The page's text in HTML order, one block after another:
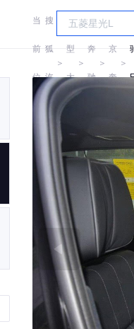
当
前
位
置:
搜
狐
汽
车
＞
车
型
大
全
＞
奔
驰
＞
北
京
奔
＞